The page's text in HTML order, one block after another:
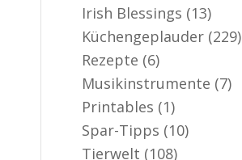
Irish Blessings (13)
Küchengeplauder (229)
Rezepte (6)
Musikinstrumente (7)
Printables (1)
Spar-Tipps (10)
Tierwelt (108)